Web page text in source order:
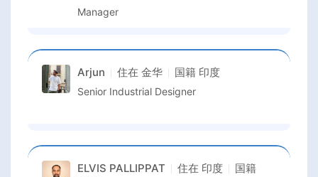
Manager
Arjun 住在 金华 国籍 印度
Senior Industrial Designer
ELVIS PALLIPPAT 住在 印度
国籍